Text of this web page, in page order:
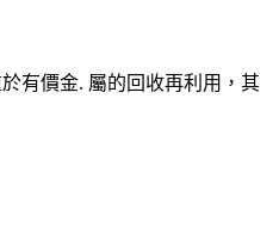
有價金. 屬的回收再利用，其